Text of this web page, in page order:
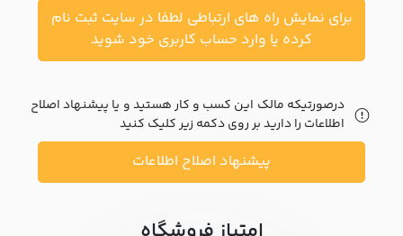
متداول
خواست
برای نمایش راه های ارتباطی لطفا در سایت ثبت نام
کرده یا وارد حساب کاربری خود شوید
درصورتیکه مالک این کسب و کار هستید و یا پیشنهاد اصلاح
اطلاعات را دارید بر روی دکمه زیر کلیک کنید
پیشنهاد اصلاح اطلاعات